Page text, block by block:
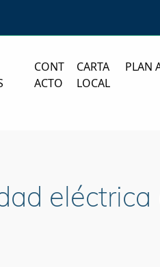
CONT
ACTO
CARTA
LOCAL
PLAN
eléctrica